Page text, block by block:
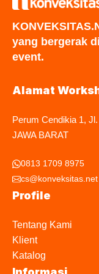
yang bergerak
event.
Alamat
Perum Cendikia 1,
JAWA BARAT
0813 1709 8975
cs@konveksitas.net
Profile
Tentang Kami
Klient
Katalog